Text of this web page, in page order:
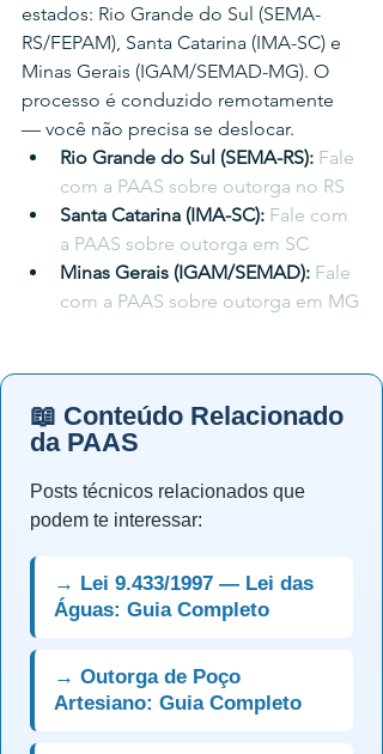
estados: Rio Grande do Sul (SEMA-
RS/FEPAM), Santa Catarina (IMA-SC) e
Minas Gerais (IGAM/SEMAD-MG). O
processo é conduzido remotamente
— você não precisa se deslocar.
Rio Grande do Sul (SEMA-RS): Fale
com a PAAS sobre outorga no RS
Santa Catarina (IMA-SC): Fale com
a PAAS sobre outorga em SC
Minas Gerais (IGAM/SEMAD): Fale
com a PAAS sobre outorga em MG
📖 Conteúdo Relacionado
da PAAS
Posts técnicos relacionados que
podem te interessar:
→ Lei 9.433/1997 — Lei das
Águas: Guia Completo
→ Outorga de Poço
Artesiano: Guia Completo